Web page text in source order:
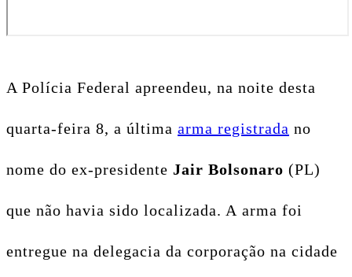
A Polícia Federal apreendeu, na noite desta
quarta-feira 8, a última arma registrada no
nome do ex-presidente Jair Bolsonaro (PL)
que não havia sido localizada. A arma foi
entregue na delegacia da corporação na cidade